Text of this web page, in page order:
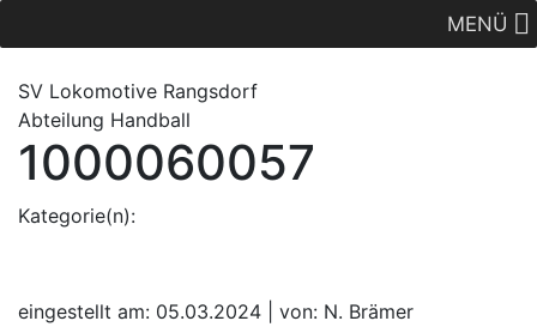
MENÜ
SV Lokomotive Rangsdorf
Abteilung Handball
1000060057
Kategorie(n):
eingestellt am: 05.03.2024 | von: N. Brämer